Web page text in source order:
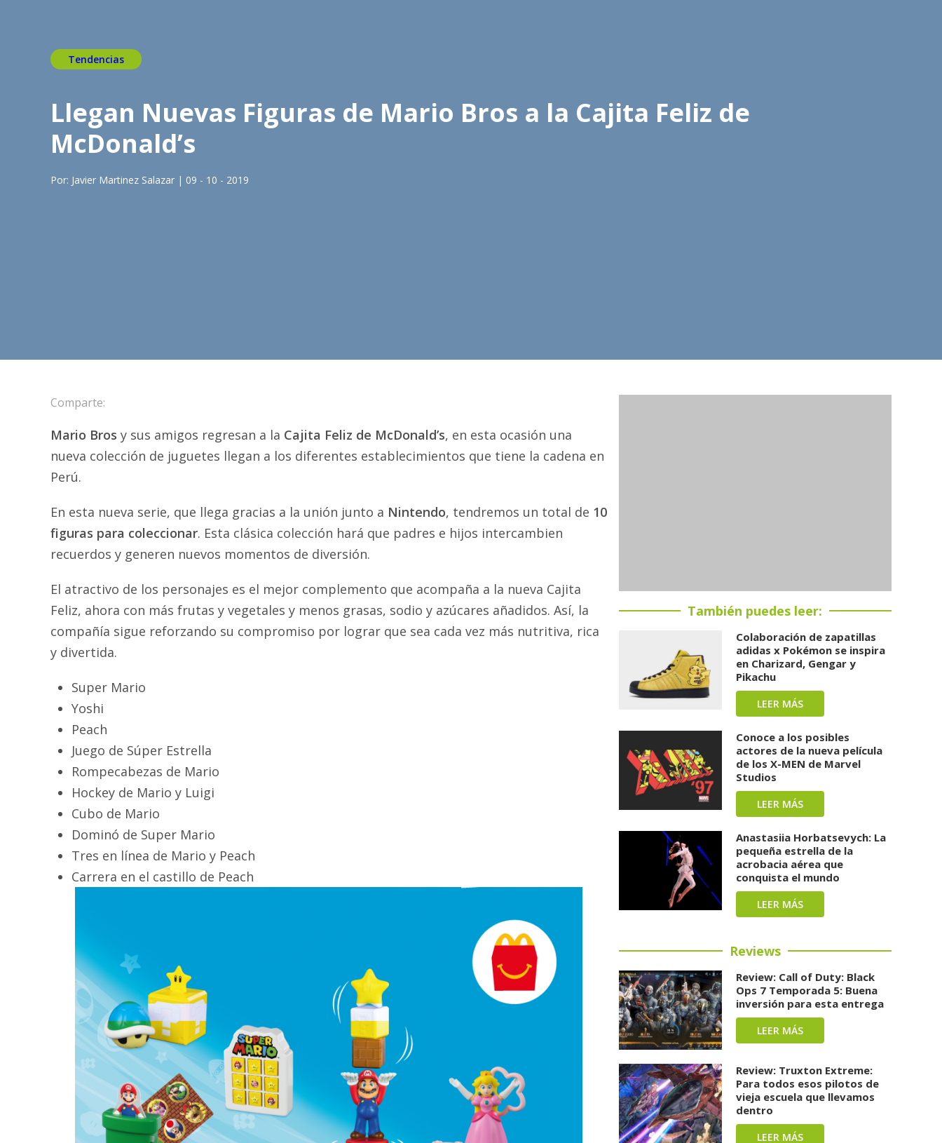
Tendencias
Llegan Nuevas Figuras de Mario Bros a la Cajita Feliz de
McDonald’s
Por: Javier Martinez Salazar | 09 - 10 - 2019
Comparte:
Mario Bros y sus amigos regresan a la Cajita Feliz de McDonald’s, en esta ocasión una
nueva colección de juguetes llegan a los diferentes establecimientos que tiene la cadena en
Perú.
En esta nueva serie, que llega gracias a la unión junto a Nintendo, tendremos un total de 10
figuras para coleccionar. Esta clásica colección hará que padres e hijos intercambien
recuerdos y generen nuevos momentos de diversión.
El atractivo de los personajes es el mejor complemento que acompaña a la nueva Cajita
Feliz, ahora con más frutas y vegetales y menos grasas, sodio y azúcares añadidos. Así, la
compañía sigue reforzando su compromiso por lograr que sea cada vez más nutritiva, rica
y divertida.
Super Mario
Yoshi
Peach
Juego de Súper Estrella
Rompecabezas de Mario
Hockey de Mario y Luigi
Cubo de Mario
Dominó de Super Mario
Tres en línea de Mario y Peach
Carrera en el castillo de Peach
También puedes leer:
Colaboración de zapatillas
adidas x Pokémon se inspira
en Charizard, Gengar y
Pikachu
LEER MÁS
Conoce a los posibles
actores de la nueva película
de los X-MEN de Marvel
Studios
LEER MÁS
Anastasiia Horbatsevych: La
pequeña estrella de la
acrobacia aérea que
conquista el mundo
LEER MÁS
Reviews
Review: Call of Duty: Black
Ops 7 Temporada 5: Buena
inversión para esta entrega
LEER MÁS
Review: Truxton Extreme:
Para todos esos pilotos de
vieja escuela que llevamos
dentro
LEER MÁS